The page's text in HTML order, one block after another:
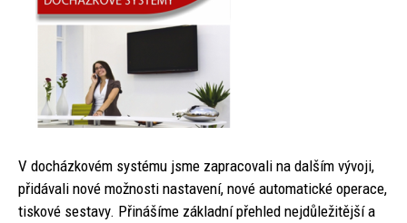
V docházkovém systému jsme zapracovali na dalším vývoji,
přidávali nové možnosti nastavení, nové automatické operace,
tiskové sestavy. Přinášíme základní přehled nejdůležitější a